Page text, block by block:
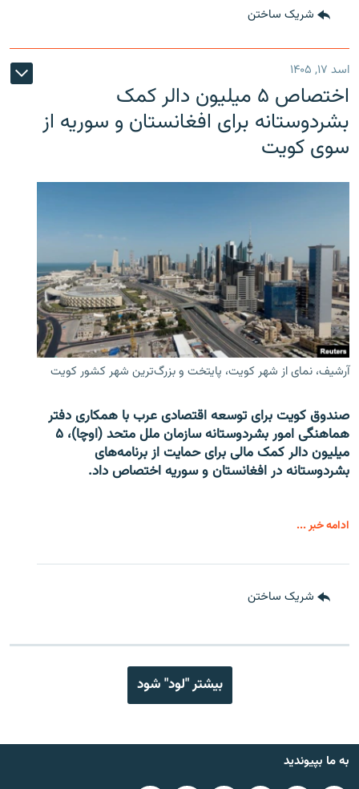
شریک ساختن
اسد ۱۷, ۱۴۰۵
اختصاص ۵ میلیون دالر کمک
بشردوستانه برای افغانستان و سوریه از
سوی کویت
آرشیف، نمای از شهر کویت، پایتخت و بزرگ‌ترین شهر کشور کویت
صندوق کویت برای توسعه اقتصادی عرب با همکاری دفتر
هماهنگی امور بشردوستانه سازمان ملل متحد (اوچا)، ۵
میلیون دالر کمک مالی برای حمایت از برنامه‌های
بشردوستانه در افغانستان و سوریه اختصاص داد.
ادامه خبر ...
شریک ساختن
بیشتر "لود" شود
به ما بپیوندید